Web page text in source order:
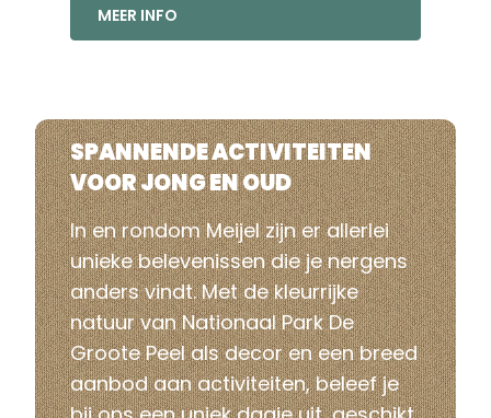
MEER INFO
SPANNENDE ACTIVITEITEN
VOOR JONG EN OUD
In en rondom Meijel zijn er allerlei
unieke belevenissen die je nergens
anders vindt. Met de kleurrijke
natuur van Nationaal Park De
Groote Peel als decor en een breed
aanbod aan activiteiten, beleef je